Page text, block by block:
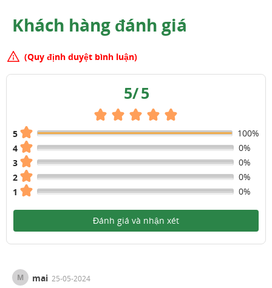
Khách hàng đánh giá
(Quy định duyệt bình luận)
5/5
5
100%
4
0%
3
0%
2
0%
1
0%
Đánh giá và nhận xét
M mai 25-05-2024